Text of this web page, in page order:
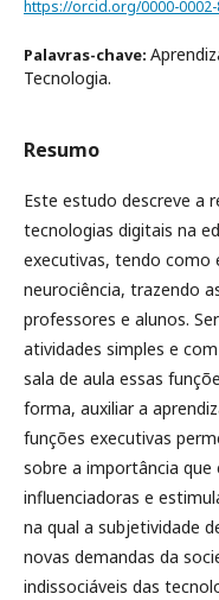
https://orcid.org/0000-0002-
Palavras-chave:
Tecnologia.
Resumo
Este estudo descreve a
tecnologias digitais na
executivas, tendo como
neurociência, trazendo
professores e alunos.
atividades simples e
sala de aula essas
forma, auxiliar a
funções executivas
sobre a importância
influenciadoras e
na qual a subjetividade
novas demandas da
indissociáveis das